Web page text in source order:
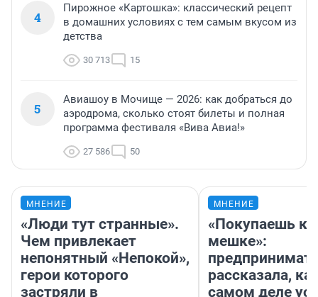
4
Пирожное «Картошка»: классический рецепт
в домашних условиях с тем самым вкусом из
детства
30 713 15
5
Авиашоу в Мочище — 2026: как добраться до
аэродрома, сколько стоят билеты и полная
программа фестиваля «Вива Авиа!»
27 586 50
МНЕНИЕ
«Люди тут странные».
Чем привлекает
непонятный «Непокой»,
герои которого
застряли в
МНЕНИЕ
«Покупаешь
мешке»:
рассказала,
самом деле